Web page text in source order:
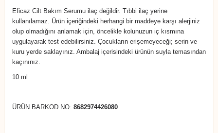
Eficaz Cilt Bakım Serumu ilaç değildir. Tıbbi ilaç yerine
kullanılamaz. Ürün içeriğindeki herhangi bir maddeye karşı alerjiniz
olup olmadığını anlamak için, öncelikle kolunuzun iç kısmına
uygulayarak test edebilirsiniz. Çocukların erişemeyeceği; serin ve
kuru yerde saklayınız. Ambalaj içerisindeki ürünün suyla temasından
kaçınınız.
10 ml
ÜRÜN BARKOD NO: 8682974426080